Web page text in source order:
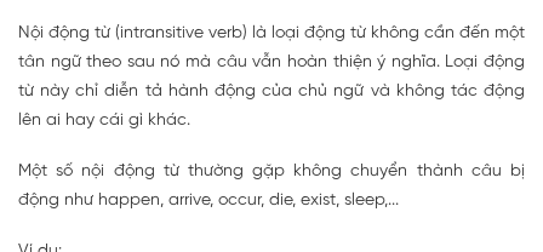
Nội động từ (intransitive verb) là loại động từ không cần đến một
tân ngữ theo sau nó mà câu vẫn hoàn thiện ý nghĩa. Loại động
từ này chỉ diễn tả hành động của chủ ngữ và không tác động
lên ai hay cái gì khác.
Một số nội động từ thường gặp không chuyển thành câu bị
động như happen, arrive, occur, die, exist, sleep,...